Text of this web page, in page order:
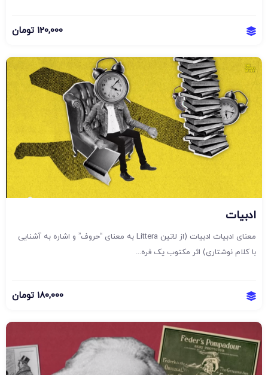
120,000 تومان
ادبیات
معنای ادبیات ادبیات (از لاتین Littera به معنای “حروف” و اشاره به آشنایی
با کلام نوشتاری) اثر مکتوب یک فره...
180,000 تومان